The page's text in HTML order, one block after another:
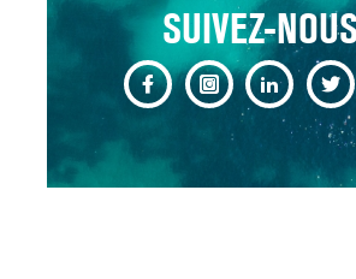
SUIVEZ-
DES